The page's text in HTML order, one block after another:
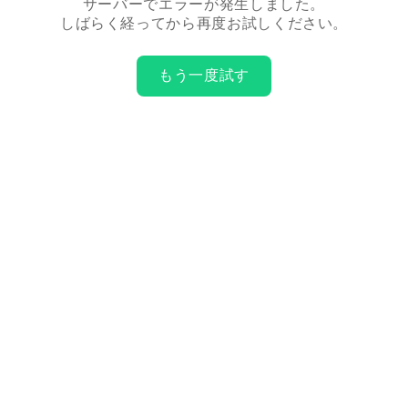
サーバーでエラーが発生しました。
しばらく経ってから再度お試しください。
もう一度試す